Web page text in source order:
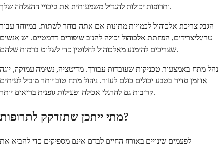
ותרופות יכולות להגדיל משמעותית את סיכויי ההצלחה שלך.
הגבל צריכת אלכוהול לכמויות מתונות אם אתה בוחר לשתות. במיוחד עבור
טריגליצרידים, הפחתת אלכוהול יכולה להניב שיפורים דרמטיים. יש אנשים
שצריכים להימנע מאלכוהול לחלוטין כדי לשלוט ברמות שלהם.
נהל מתח באמצעות טכניקות שעובדות עבורך. מדיטציה, נשימה עמוקה, יוגה
או זמן סדיר בטבע יכולים כולם לעזור. ניהול מתח טוב יותר מוביל לעיתים
קרובות גם להרגלי אכילה ופעילות גופנית בריאים יותר.
מתי ייתכן שתזדקק לתרופות?
לפעמים שינויים באורח החיים לבדם אינם מספיקים כדי להביא את